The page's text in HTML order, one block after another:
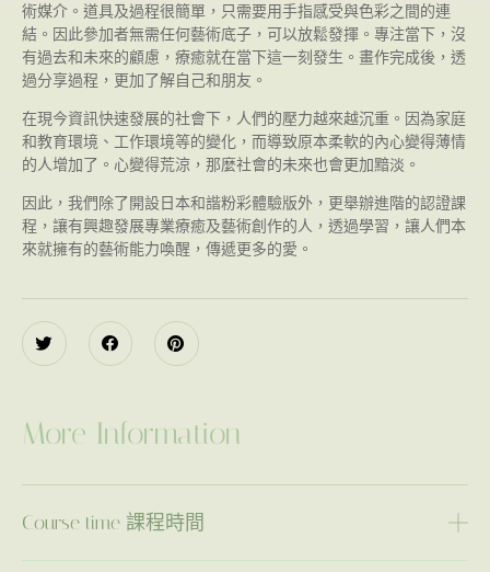
術媒介。道具及過程很簡單，只需要用手指感受與色彩之間的連
結。因此參加者無需任何藝術底子，可以放鬆發揮。專注當下，沒
有過去和未來的顧慮，療癒就在當下這一刻發生。畫作完成後，透
過分享過程，更加了解自己和朋友。
在現今資訊快速發展的社會下，人們的壓力越來越沉重。因為家庭
和教育環境、工作環境等的變化，而導致原本柔軟的內心變得薄情
的人增加了。心變得荒涼，那麼社會的未來也會更加黯淡。
因此，我們除了開設日本和諧粉彩體驗版外，更舉辦進階的認證課
程，讓有興趣發展專業療癒及藝術創作的人，透過學習，讓人們本
來就擁有的藝術能力喚醒，傳遞更多的愛。
More Information
Course time 課程時間